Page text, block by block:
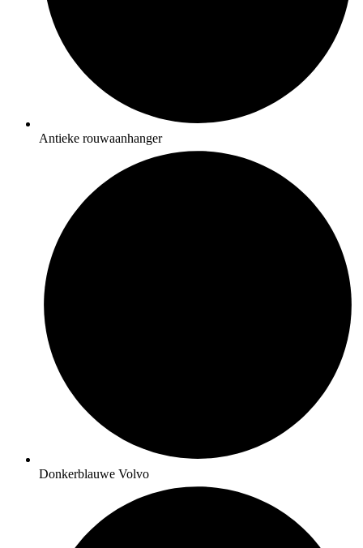
Antieke rouwaanhanger
Donkerblauwe Volvo